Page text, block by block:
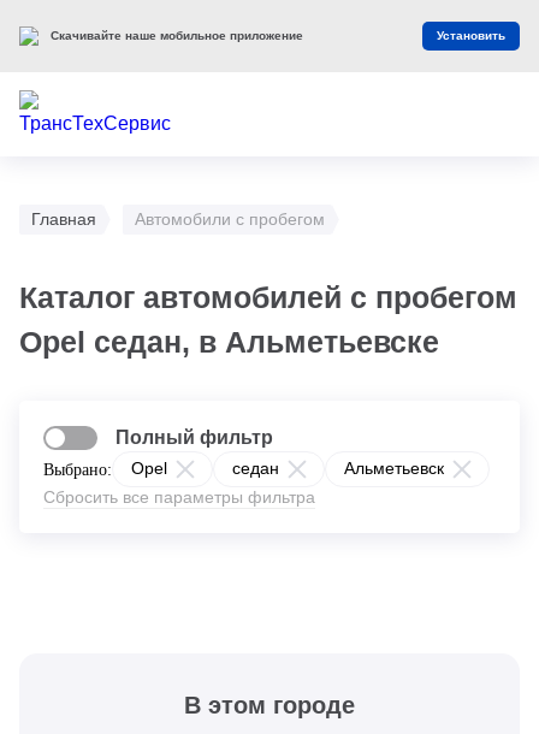
Главная Автомобили с пробегом
Каталог автомобилей с пробегом
Opel седан, в Альметьевске
Выбрано: Opel седан
Альметьевск
Сбросить все параметры фильтра
Полный фильтр
В этом городе
Скачивайте наше мобильное приложение Установить